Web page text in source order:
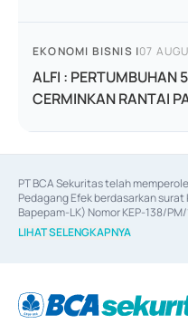
EKONOMI BISNIS |07
ALFI : PERTUMBUHAN
CERMINKAN RANTAI
PT BCA Sekuritas telah
Pedagang Efek berdasarkan
Bapepam-LK) Nomor KEP-138/
06/D.04/2014 tanggal 28 Februari
Efek berdasarkan surat keputusan
berdasarkan surat keputusan
67/PM.21/2017 tanggal 3 Februari
LIHAT SELENGKAPNYA